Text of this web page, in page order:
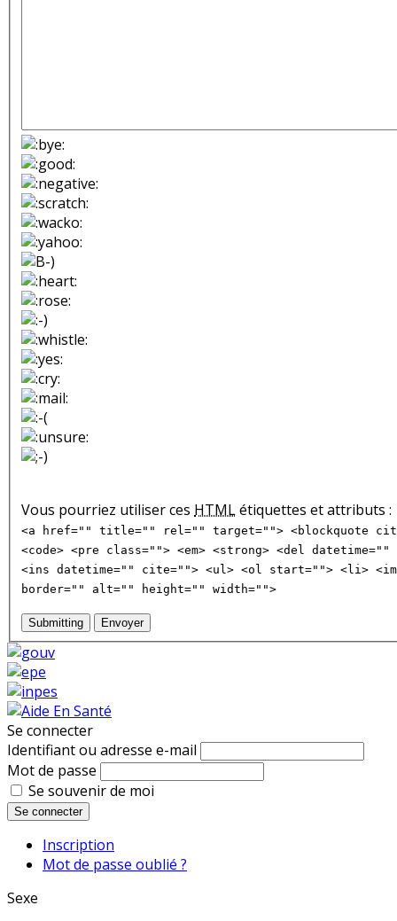
Vous pourriez utiliser ces HTMLétiquettes et attributs :
<a href="" title="" rel="" target=""> <blockquote
<code> <pre class=""> <em> <strong> <del
<ins datetime="" cite=""> <ul> <ol start=""> <li>
border="" alt="" height="" width="">
Submitting Envoyer
Se connecter
Identifiant ou adresse e-mail
Mot de passe
Se souvenir de moi
Se connecter
Inscription
Mot de passe oublié ?
Sexe